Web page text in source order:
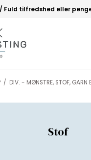
Fuld tilfredshed eller
/ DIV. - MØNSTRE, STOF, GARN
Stof